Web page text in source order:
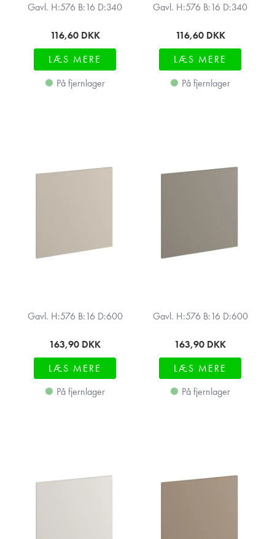
Gavl. H:576 B:16 D:340
116,60 DKK
LÆS MERE
På fjernlager
Gavl. H:576 B:16 D:340
116,60 DKK
LÆS MERE
På fjernlager
Gavl. H:576 B:16 D:600
163,90 DKK
LÆS MERE
På fjernlager
Gavl. H:576 B:16 D:600
163,90 DKK
LÆS MERE
På fjernlager